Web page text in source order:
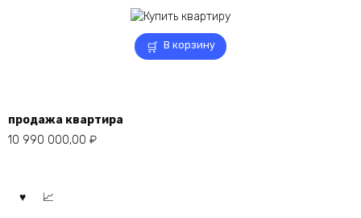
В корзину
продажа квартира
10 990 000,00 ₽